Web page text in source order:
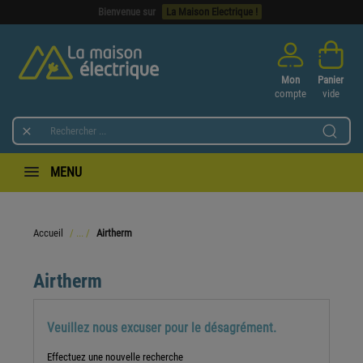
Bienvenue sur La Maison Electrique !

Mon
compte
Panier
vide
MENU
Accueil Airtherm
Airtherm
Veuillez nous excuser pour le désagrément.
Effectuez une nouvelle recherche